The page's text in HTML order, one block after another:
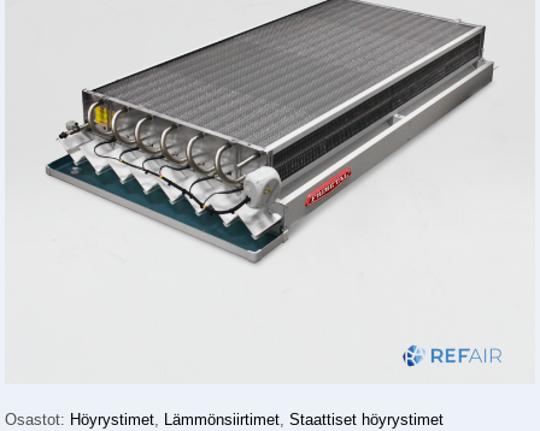
Osastot: Höyrystimet, Lämmönsiirtimet,Staattiset höyrystimet